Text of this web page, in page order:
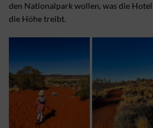
den Nationalpark wollen, was die
die Höhe treibt.